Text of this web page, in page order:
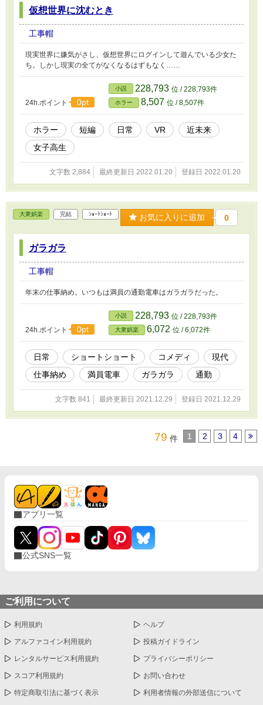
仮想世界に沈むとき
工事帽
現実世界に嫌気がさし、仮想世界にログインして遊んでいる少女た
ち。しかし現実の全てがなくなるはずもなく……
24h.ポイント 0pt
小説 228,793 位 / 228,793件
ホラー 8,507 位 / 8,507件
ホラー 短編 日常 VR
近未来
女子高生
文字数 2,884 最終更新日 2022.01.20 登録日 2022.01.20
大衆娯楽 完結 ｼｮｰﾄｼｮｰﾄ お気に入りに追加 0
ガラガラ
工事帽
年末の仕事納め。いつもは満員の通勤電車はガラガラだった。
24h.ポイント 0pt
小説 228,793 位 / 228,793件
大衆娯楽 6,072 位 / 6,072件
日常 ショートショート コメディ
現代
仕事納め
満員電車 ガラガラ 通勤
文字数 841 最終更新日 2021.12.29 登録日 2021.12.29
79 件 1 2 3 4
アプリ一覧
公式SNS一覧
ご利用について
利用規約 ヘルプ
アルファコイン利用規約 投稿ガイドライン
レンタルサービス利用規約 プライバシーポリシー
スコア利用規約 お問い合わせ
特定商取引法に基づく表示 利用者情報の外部送信について